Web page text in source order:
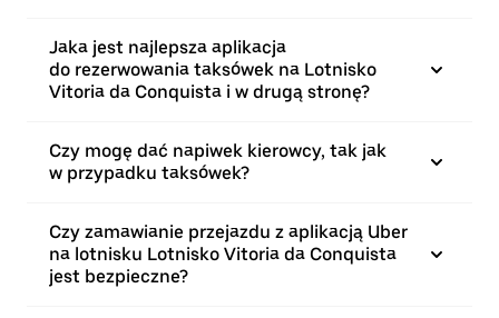
Jaka jest najlepsza aplikacja
do rezerwowania taksówek na Lotnisko
Vitoria da Conquista i w drugą stronę?
Czy mogę dać napiwek kierowcy, tak jak
w przypadku taksówek?
Czy zamawianie przejazdu z aplikacją Uber
na lotnisku Lotnisko Vitoria da Conquista
jest bezpieczne?